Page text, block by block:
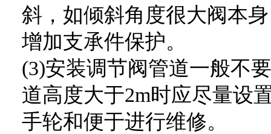
斜，如倾斜角度很大阀本
增加支承件保护。
(3)安装调节阀管道一般不
道高度大于2m时应尽量设
手轮和便于进行维修。